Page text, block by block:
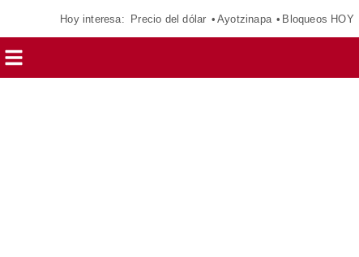
Hoy interesa: Precio del dólar Ayotzinapa Bloqueos HOY